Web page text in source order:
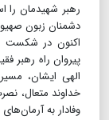
رهبر شهیدمان را
دشمنان زبون
اکنون در شکست
پیروان راه رهبر
الهی ایشان،
خداوند متعال،
وفادار به